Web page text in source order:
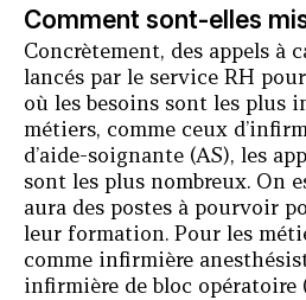
Comment sont-elles
Concrètement, des appels à
lancés par le service RH
où les besoins sont les plus
métiers, comme ceux
d’aide-soignante (AS), les
sont les plus nombreux. On
aura des postes à pourvoir
leur formation. Pour les
comme infirmière
infirmière de bloc opératoire